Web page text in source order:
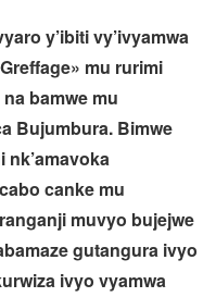
y’ibiti vy’ivyamwa
mu rurimi
bamwe mu
Bujumbura. Bimwe
nk’amavoka
canke mu
muvyo bujejwe
gutangura ivyo
ivyo vyamwa